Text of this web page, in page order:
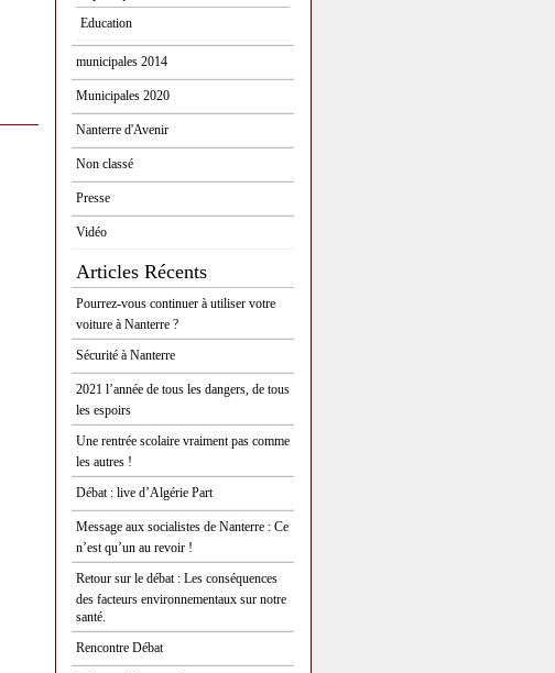
Education
municipales 2014
Municipales 2020
Nanterre d'Avenir
Non classé
Presse
Vidéo
Articles Récents
Pourrez-vous continuer à utiliser votre
voiture à Nanterre ?
Sécurité à Nanterre
2021 l’année de tous les dangers, de tous
les espoirs
Une rentrée scolaire vraiment pas comme
les autres !
Débat : live d’Algérie Part
Message aux socialistes de Nanterre : Ce
n’est qu’un au revoir !
Retour sur le débat : Les conséquences
des facteurs environnementaux sur notre
santé.
Rencontre Débat